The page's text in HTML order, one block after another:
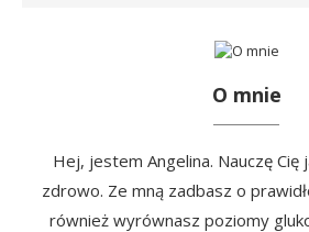
O mnie
Hej, jestem Angelina. Nauczę Cię
zdrowo. Ze mną zadbasz o
również wyrównasz poziomy